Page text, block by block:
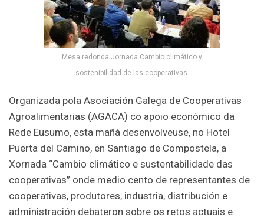
Mesa redonda Jornada Cambio climático y
sostenibilidad de las cooperativas.
Organizada pola Asociación Galega de Cooperativas
Agroalimentarias (AGACA) co apoio económico da
Rede Eusumo, esta mañá desenvolveuse, no Hotel
Puerta del Camino, en Santiago de Compostela, a
Xornada “Cambio climático e sustentabilidade das
cooperativas” onde medio cento de representantes de
cooperativas, produtores, industria, distribución e
administración debateron sobre os retos actuais e